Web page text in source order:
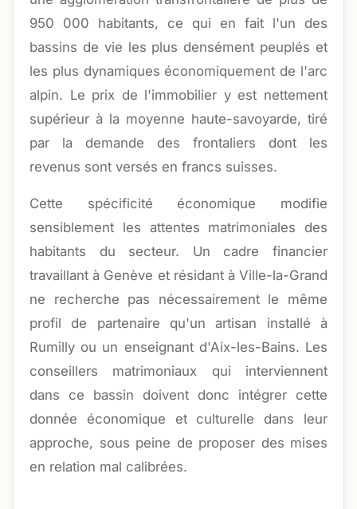
950 000 habitants, ce qui en fait l'un des
bassins de vie les plus densément peuplés et
les plus dynamiques économiquement de l'arc
alpin. Le prix de l'immobilier y est nettement
supérieur à la moyenne haute-savoyarde, tiré
par la demande des frontaliers dont les
revenus sont versés en francs suisses.
Cette spécificité économique modifie
sensiblement les attentes matrimoniales des
habitants du secteur. Un cadre financier
travaillant à Genève et résidant à Ville-la-Grand
ne recherche pas nécessairement le même
profil de partenaire qu'un artisan installé à
Rumilly ou un enseignant d'Aix-les-Bains. Les
conseillers matrimoniaux qui interviennent
dans ce bassin doivent donc intégrer cette
donnée économique et culturelle dans leur
approche, sous peine de proposer des mises
en relation mal calibrées.